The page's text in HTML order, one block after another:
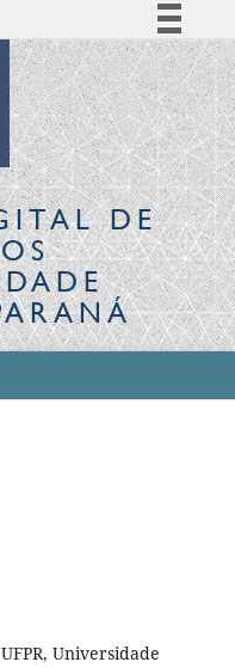
Simplifique!
Comunica BR
Participe
Acesso à informação
Legislação
CanaisDE
Universidade